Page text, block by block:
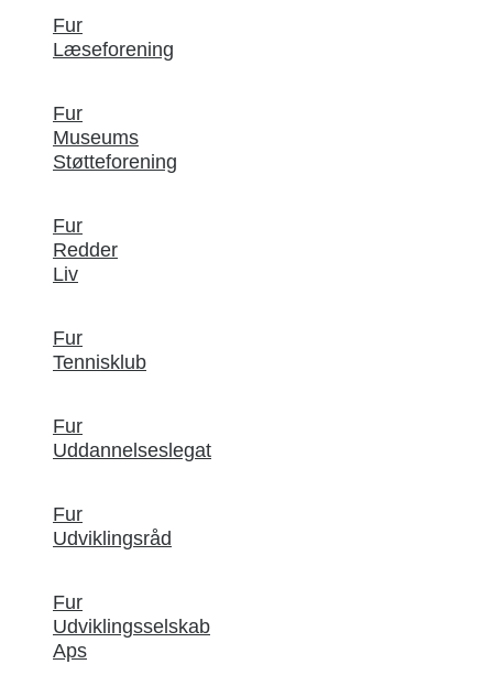
Fur
Læseforening
Fur
Museums
Støtteforening
Fur
Redder
Liv
Fur
Tennisklub
Fur
Uddannelseslegat
Fur
Udviklingsråd
Fur
Udviklingsselskab
Aps